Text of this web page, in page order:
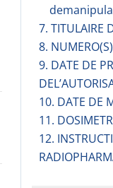
7. TITULAIRE
8.
9. DATE DE
10. DATE DE
11.
12.